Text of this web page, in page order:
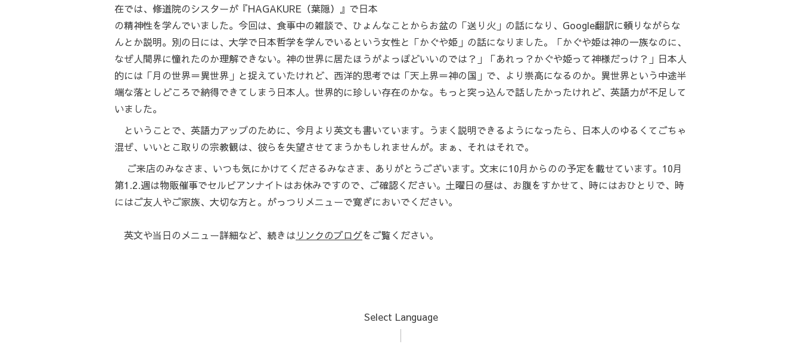
在では、修道院のシスターが『HAGAKURE（葉隠）』で日本
の精神性を学んでいました。今回は、食事中の雑談で、ひょんなことからお盆の「送り火」の話になり、Google翻訳に頼りながらな
んとか説明。別の日には、大学で日本哲学を学んでいるという女性と「かぐや姫」の話になりました。「かぐや姫は神の一族なのに、
なぜ人間界に憧れたのか理解できない。神の世界に居たほうがよっぽどいいのでは？」「あれっ？かぐや姫って神様だっけ？」日本人
的には「月の世界＝異世界」と捉えていたけれど、西洋的思考では「天上界＝神の国」で、より崇高になるのか。異世界という中途半
端な落としどころで納得できてしまう日本人。世界的に珍しい存在のかな。もっと突っ込んで話したかったけれど、英語力が不足して
いました。
ということで、英語力アップのために、今月より英文も書いています。うまく説明できるようになったら、日本人のゆるくてごちゃ
混ぜ、いいとこ取りの宗教観は、彼らを失望させてまうかもしれませんが。まぁ、それはそれで。
ご来店のみなさま、いつも気にかけてくださるみなさま、ありがとうございます。文末に10月からのの予定を載せています。10月
第1.2.週は物販催事でセルビアンナイトはお休みですので、ご確認ください。土曜日の昼は、お腹をすかせて、時にはおひとりで、時
にはご友人やご家族、大切な方と。がっつりメニューで寛ぎにおいでください。
英文や当日のメニュー詳細など、続きはリンクのブログをご覧ください。
Select Language